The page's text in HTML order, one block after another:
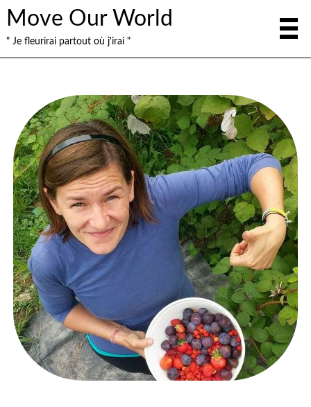
Move Our World
" Je fleurirai partout où j'irai "